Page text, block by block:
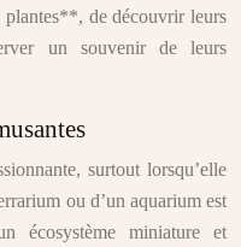
de découvrir leurs
un souvenir de leurs
surtout lorsqu’elle
ou d’un aquarium est
écosystème miniature et